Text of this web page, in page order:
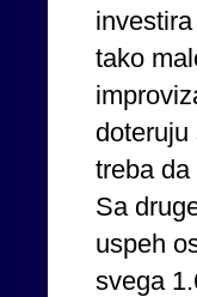
tako
treba
Sa
uspeh
svega